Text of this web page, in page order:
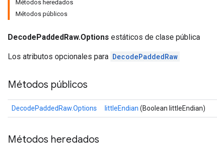
Métodos heredados
Métodos públicos
DecodePaddedRaw.Options estáticos de clase pública
Los atributos opcionales para DecodePaddedRaw
Métodos públicos
DecodePaddedRaw.Options littleEndian (Boolean littleEndian)
Métodos heredados